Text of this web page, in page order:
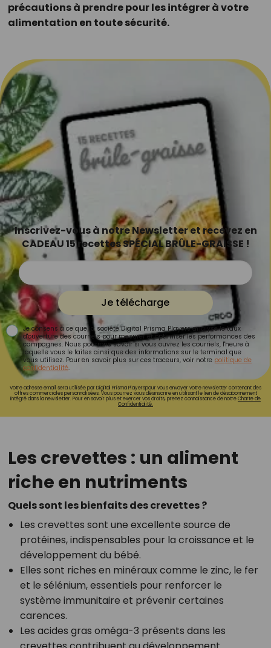
précautions à prendre pour les intégrer à votre
alimentation en toute sécurité.
Inscrivez-vous à notre Newsletter et recevez en
CADEAU 15 recettes SPÉCIAL BRÛLE-GRAISSE !
Je télécharge
Je consens à ce que la société Digital Prisma Players analyse le taux
d'ouverture des courriels pour mesurer et optimiser les performances des
campagnes. Nous pourrons savoir si vous ouvrez les courriels, l'heure à
laquelle vous le faites ainsi que des informations sur le terminal que
vous utilisez. Pour en savoir plus sur ces traceurs, voir notre politique de
confidentialité.
Votre adresse email sera utilisée par Digital Prisma Playerspour vous envoyer votre newsletter contenant des
offres commerciales personnalisées. Vous pourrez vous désinscrire en utilisant le lien de désabonnement
intégré dans la newsletter. Pour en savoir plus et exercer vos droits, prenez connaissance de notreCharte de
Confidentialité.
Les crevettes : un aliment
riche en nutriments
Quels sont les bienfaits des crevettes ?
Les crevettes sont une excellente source de
protéines, indispensables pour la croissance et le
développement du bébé.
Elles sont riches en minéraux comme le zinc, le fer
et le sélénium, essentiels pour renforcer le
système immunitaire et prévenir certaines
carences.
Les acides gras oméga-3 présents dans les